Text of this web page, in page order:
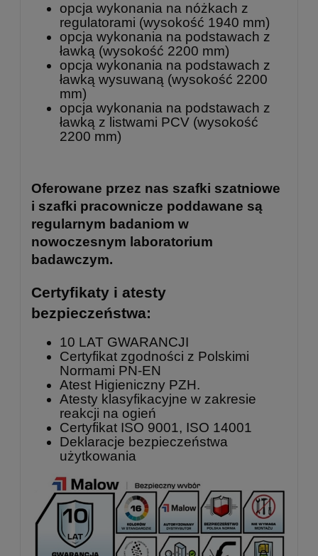
opcja wykonania na nóżkach z
regulatorami (wysokość 1940 mm)
opcja wykonania na podstawach z
ławką (wysokość 2200 mm)
opcja wykonania na podstawach z
ławką wysuwaną (wysokość 2200
mm)
opcja wykonania na podstawach z
ławką z listwami PCV (wysokość
2200 mm)
Oferowane przez nas szafki szatniowe
i szafki pracownicze poddawane są
regularnym badaniom w
nowoczesnym laboratorium
badawczym.
Certyfikaty i atesty
bezpieczeństwa:
10 LAT GWARANCJI
Certyfikat zgodności z Polskimi
Normami PN-EN
Atest Higieniczny PZH.
Atesty klasyfikacyjne w zakresie
reakcji na ogień
Certyfikat ISO 9001, ISO 14001
Deklaracje bezpieczeństwa
użytkowania